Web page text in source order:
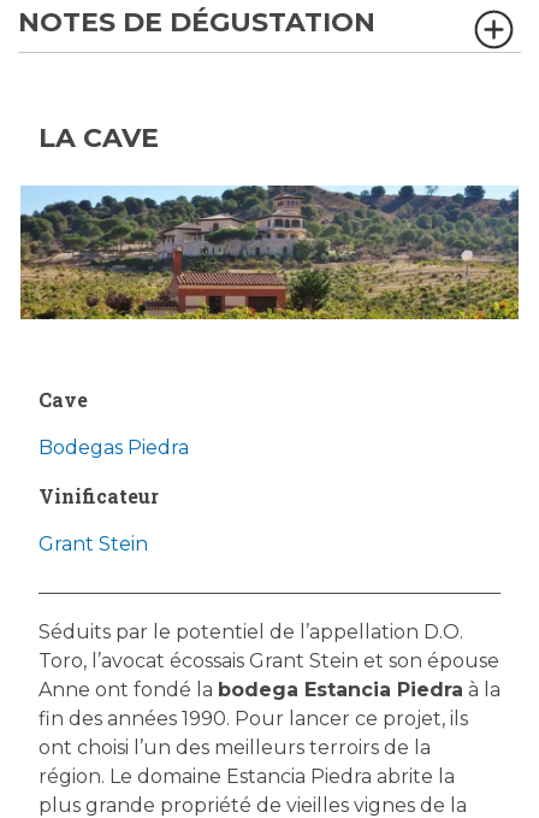
NOTES DE DÉGUSTATION
LA CAVE
Cave
Bodegas Piedra
Vinificateur
Grant Stein
Séduits par le potentiel de l’appellation D.O.
Toro, l’avocat écossais Grant Stein et son épouse
Anne ont fondé la bodega Estancia Piedra à la
fin des années 1990. Pour lancer ce projet, ils
ont choisi l’un des meilleurs terroirs de la
région. Le domaine Estancia Piedra abrite la
plus grande propriété de vieilles vignes de la